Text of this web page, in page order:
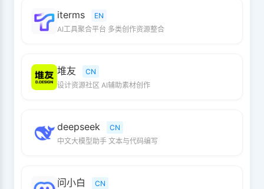
iterms
EN
AI工具聚合平台 多类创作资源整合
堆友
CN
设计资源社区 AI辅助素材创作
deepseek
CN
中文大模型助手 文本与代码编写
问小白
CN